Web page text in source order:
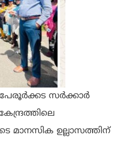
സർക്കാർ
മാനസിക ഉല്ലാസത്തിന്